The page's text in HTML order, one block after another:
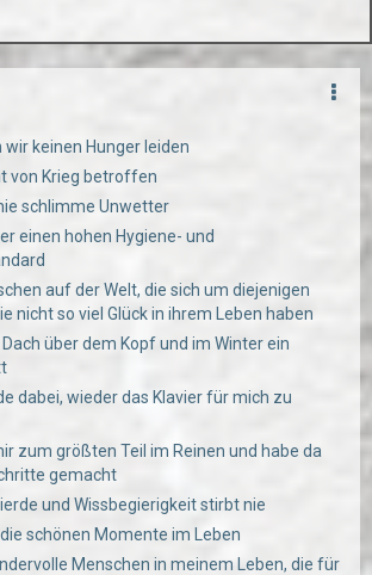
wir keinen Hunger leiden
von Krieg betroffen
schlimme Unwetter
einen hohen Hygiene- und
auf der Welt, die sich um diejenigen
nicht so viel Glück in ihrem Leben haben
über dem Kopf und im Winter ein
dabei, wieder das Klavier für mich zu
zum größten Teil im Reinen und habe da
gemacht
und Wissbegierigkeit stirbt nie
schönen Momente im Leben
Menschen in meinem Leben, die für